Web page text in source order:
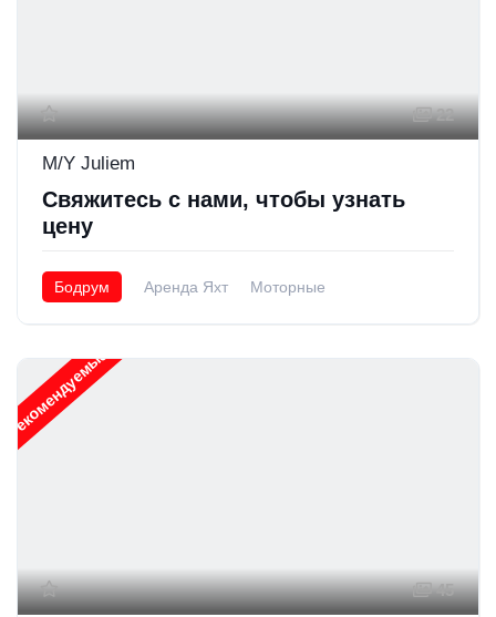
22
M/Y Juliem
Свяжитесь с нами, чтобы узнать
цену
Бодрум Аренда Яхт Моторные
Рекомендуемые
45